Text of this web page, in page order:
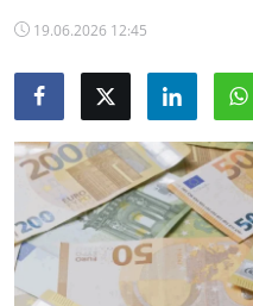
TCMB Kurları
Emtia Fiyatları
Kapalı Çarşı
Şirket Haberleri
19.06.2026 12:45